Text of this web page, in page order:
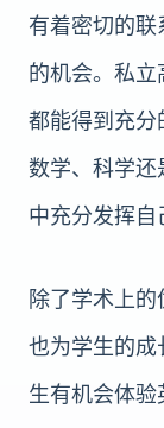
有着密切的
的机会。私
都能得到充分
数学、科学
中充分发挥自
除了学术上
也为学生的成
生有机会体